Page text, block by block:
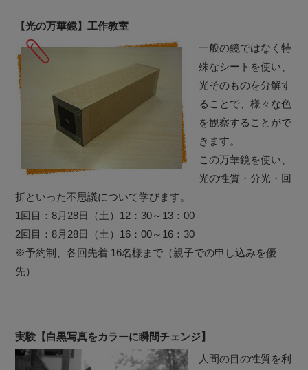
【光の万華鏡】工作教室
一般の鏡ではなく特
殊なシートを使い、
光そのものを分解す
ることで、様々な色
を観察することがで
きます。
この万華鏡を使い、
光の性質・分光・回
折といった不思議について学びます。
1回目：8月28日（土）12：30～13：00
2回目：8月28日（土）16：00～16：30
※予約制、各回先着 16名様まで（親子での申し込みを優
先）
実験【白黒写真をカラーに瞬間チェンジ】
人間の目の性質を利